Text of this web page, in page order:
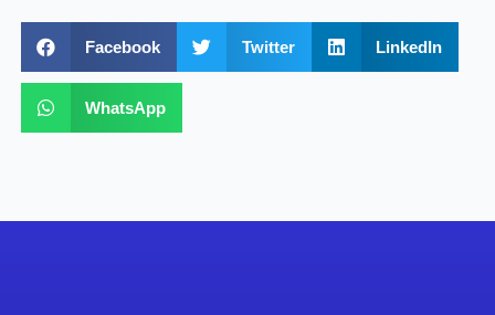
Facebook Twitter LinkedIn
WhatsApp